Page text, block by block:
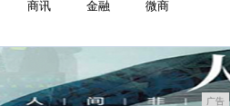
商讯 金融
微商
广告